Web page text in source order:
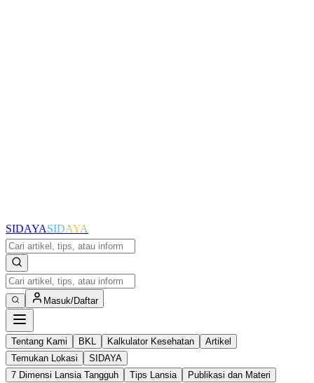
SIDAYASIDAYA
Masuk/Daftar
Tentang Kami BKL Kalkulator Kesehatan
Artikel
Temukan Lokasi
SIDAYA
7 Dimensi Lansia Tangguh
Tips Lansia Publikasi dan Materi